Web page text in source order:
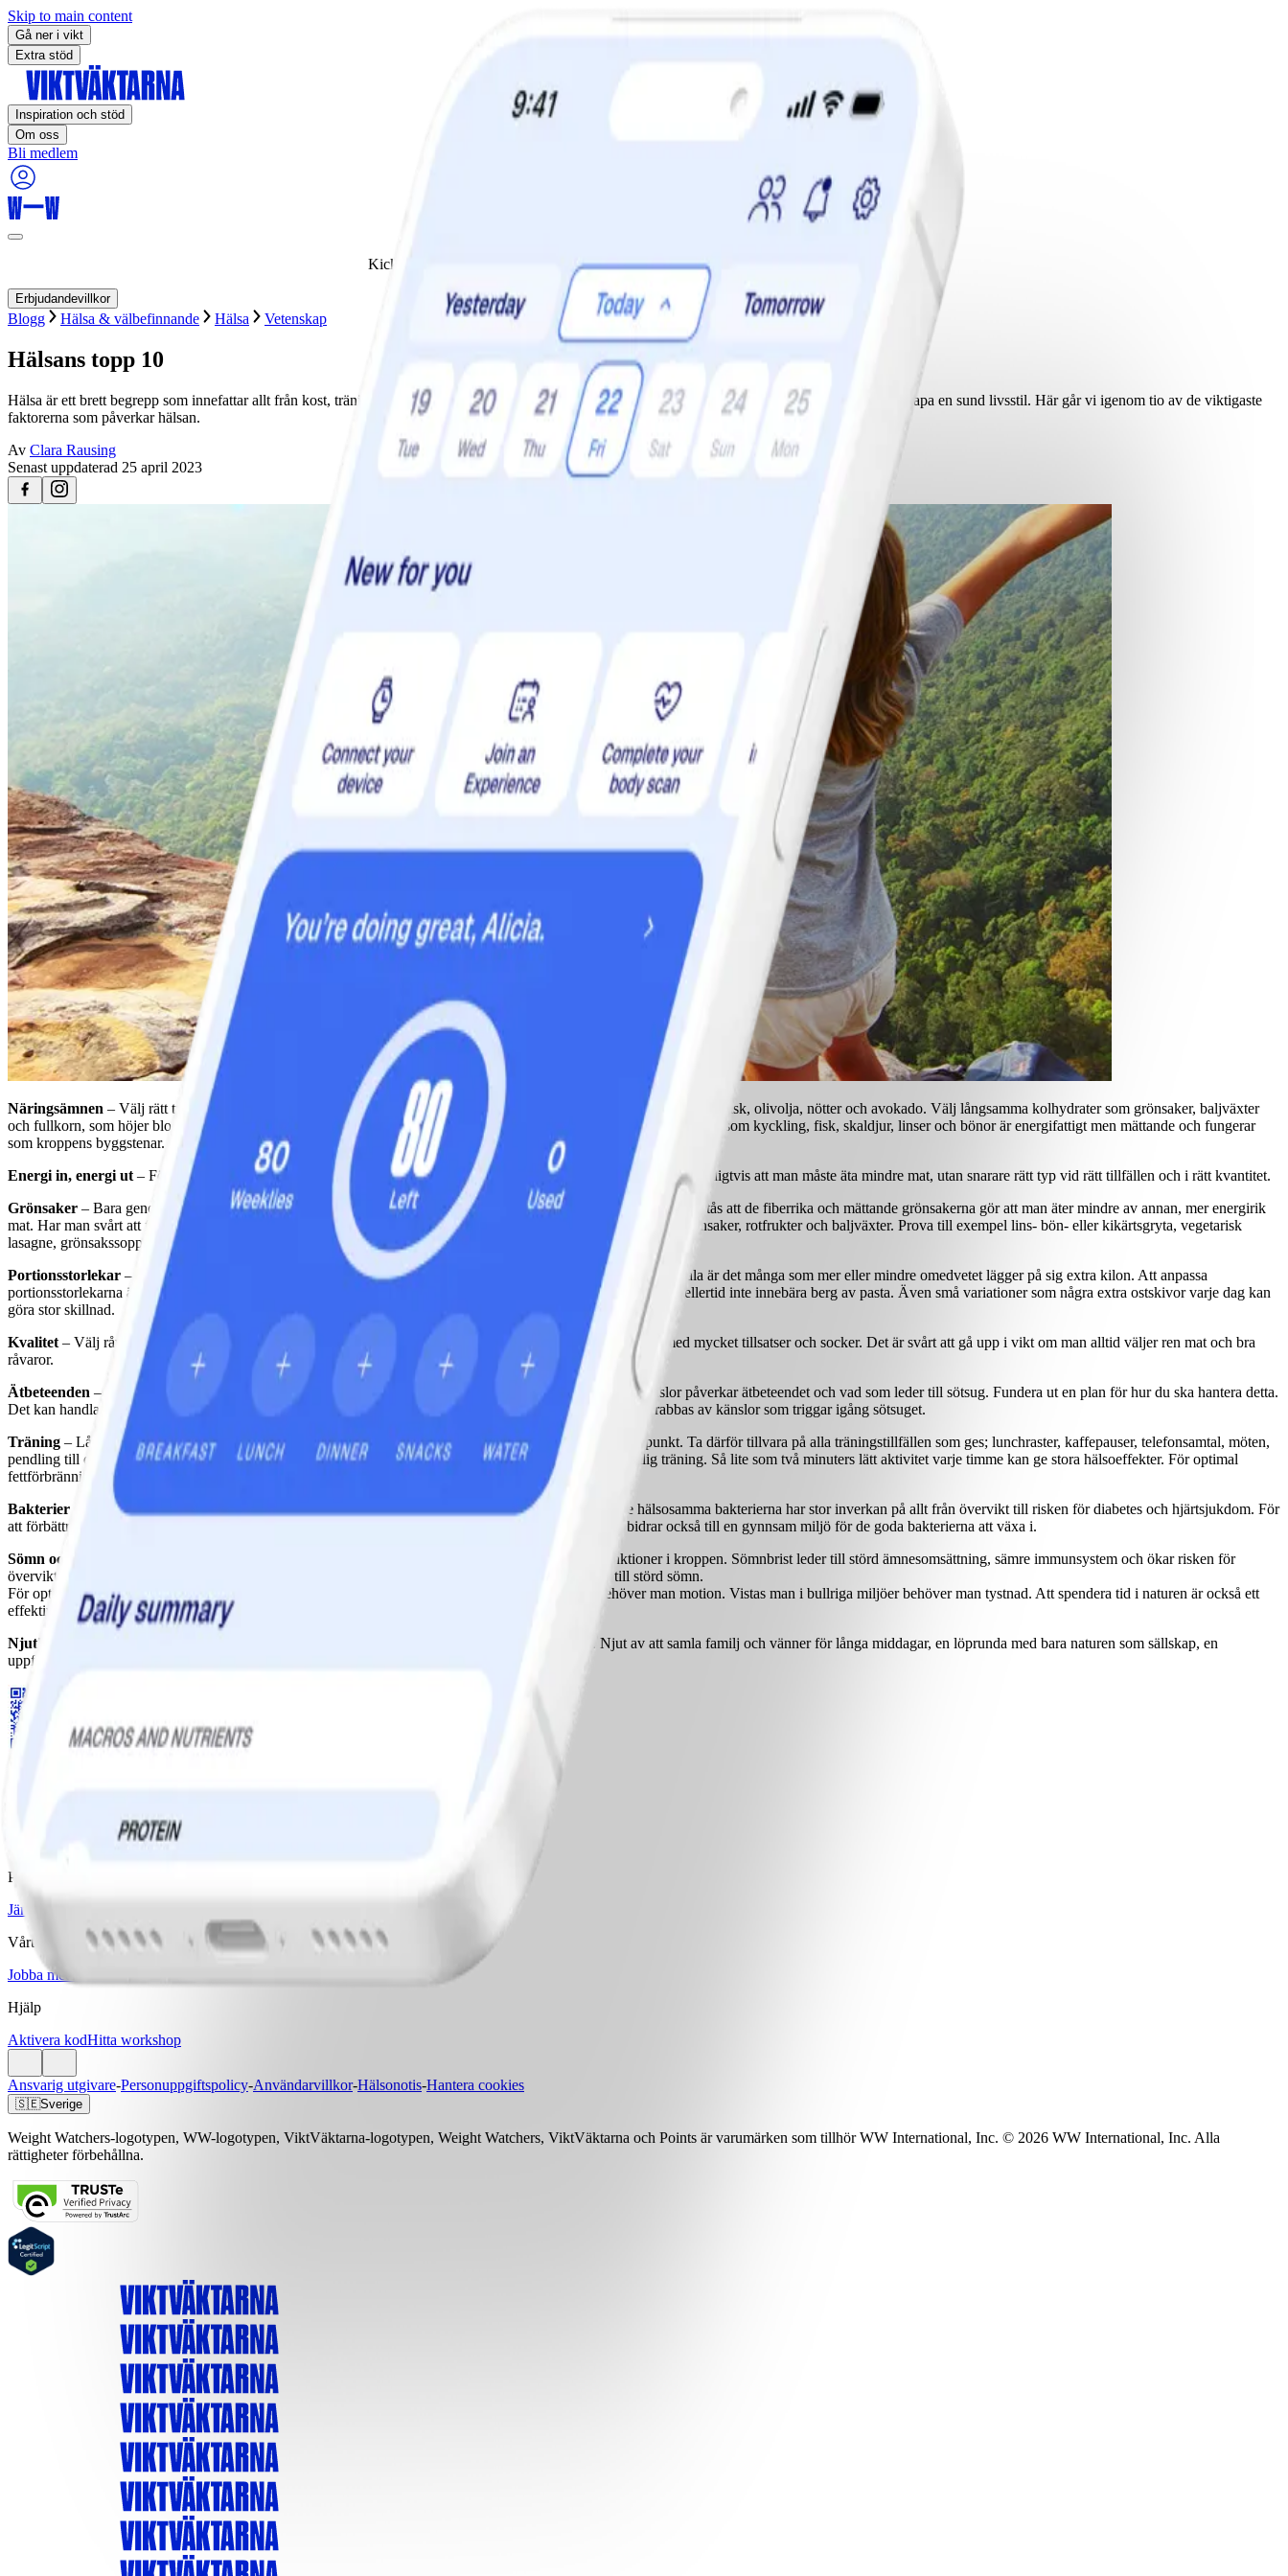
Skip to main content
Gå ner i vikt
Extra stöd
Inspiration och stöd
Om oss
Bli medlem
Kickstarta din viktminskningsresa nu! Spara 50% när du tecknar 12 månaders medlemskap.
Erbjudandevillkor
Blogg Hälsa & välbefinnande Hälsa Vetenskap
Hälsans topp 10
Hälsa är ett brett begrepp som innefattar allt från kost, träning och sömn till balans i tillvaron och njutning. Alla bitar är viktiga och samverkar för att skapa en sund livsstil. Här går vi igenom tio av de viktigaste
faktorerna som påverkar hälsan.
Av Clara Rausing
Senast uppdaterad 25 april 2023
Näringsämnen – Välj rätt typ av kolhydrater fetter och proteiner. Nyttigt fett är omättat fett som finns bland annat i fet fisk, olivolja, nötter och avokado. Välj långsamma kolhydrater som grönsaker, baljväxter
och fullkorn, som höjer blodsockret långsamt och samtidigt bidrar med nyttiga vitaminer och mineraler. Magert protein som kyckling, fisk, skaldjur, linser och bönor är energifattigt men mättande och fungerar
som kroppens byggstenar.
Energi in, energi ut – För att gå ned i vikt måste man äta färre kalorier än man gör av med. Det innebär inte nödvändigtvis att man måste äta mindre mat, utan snarare rätt typ vid rätt tillfällen och i rätt kvantitet.
Grönsaker – Bara genom att öka grönsakskonsumtionen kommer man garanterat gå ned i vikt. Anledningen är förstås att de fiberrika och mättande grönsakerna gör att man äter mindre av annan, mer energirik
mat. Har man svårt att få i sig tillräckligt kan man införa ett par helt vegetariska måltider i veckan, bestående av grönsaker, rotfrukter och baljväxter. Prova till exempel lins- bön- eller kikärtsgryta, vegetarisk
lasagne, grönsakssoppor eller quinoasallad med grönsaker.
Portionsstorlekar – Våra portionsstorlekar har växt kraftigt de senaste decennierna. När dessa blir det nya normala är det många som mer eller mindre omedvetet lägger på sig extra kilon. Att anpassa
portionsstorlekarna är bland det mest effektiva man kan göra för att gå ned i vikt. För stora portioner behöver emellertid inte innebära berg av pasta. Även små variationer som några extra ostskivor varje dag kan
göra stor skillnad.
Kvalitet – Välj råvaror av hög kvalitet. Läs innehållsförteckningen på förpackad mat och välj bort produkter med mycket tillsatser och socker. Det är svårt att gå upp i vikt om man alltid väljer ren mat och bra
råvaror.
Ätbeteenden – Det är viktigt att skilja på fysisk och känslomässig hunger. Var uppmärksam på hur dina känslor påverkar ätbeteendet och vad som leder till sötsug. Fundera ut en plan för hur du ska hantera detta.
Det kan handla om att ha nyttiga alternativ nära till hands eller att sysselsätta sig med något annat när man drabbas av känslor som triggar igång sötsuget.
Träning – Lågintensiv träning i form av varaktig, måttlig rörelse under hela dagen är optimalt ur hälsosynpunkt. Ta därför tillvara på alla träningstillfällen som ges; lunchraster, kaffepauser, telefonsamtal, möten,
pendling till och från jobbet och reklamavbrott framför tv:n kan användas för promenader och annan måttlig träning. Så lite som två minuters lätt aktivitet varje timme kan ge stora hälsoeffekter. För optimal
fettförbränning är det bra att kombinera detta med mer intensiv träning ett par gånger i veckan.
Bakterier – En god bakterieflora i magen är oerhört viktigt för hälsan. På senare år har man insett att de hälsosamma bakterierna har stor inverkan på allt från övervikt till risken för diabetes och hjärtsjukdom. För
att förbättra tarmfloran bör man äta fermenterad mat som surkål, miso, yoghurt och fil. En fiberrik kost bidrar också till en gynnsam miljö för de goda bakterierna att växa i.
Sömn och återhämtning
– Sömnen är grundläggande för vår hälsa och påverkar så gott som alla funktioner i kroppen. Sömnbrist leder till störd ämnesomsättning, sämre immunsystem och ökar risken för
övervikt, hjärt- och kärlsjukdomar och diabetes. Stress och brist på fysisk aktivitet är vanliga orsaker till störd sömn.
För optimal återhämtning är det också viktigt med variation. Sitter man på ett kontor hela dagarna behöver man motion. Vistas man i bullriga miljöer behöver man tystnad. Att spendera tid i naturen är också ett
effektivt sätt att ladda upp batterierna.
Njut!
– Sist men inte minst är det viktigt att ta sig tid att njuta av god mat och en hälsosam livsstil. Njut av att samla familj och vänner för långa middagar, en löprunda med bara naturen som sällskap, en
uppfriskande simtur eller höstens första kantarellskörd.
Bas+ KlimakterietGLP-1 Stöd
Priser & Erbjudanden
Jämför program & priser
Vårt företag
Jobba med oss
Hjälp
Aktivera kodHitta workshop
Ansvarig utgivare-Personuppgiftspolicy-Användarvillkor-Hälsonotis-Hantera cookies
🇸🇪Sverige
Weight Watchers-logotypen, WW-logotypen, ViktVäktarna-logotypen, Weight Watchers, ViktVäktarna och Points är varumärken som tillhör WW International, Inc. © 2026 WW International, Inc. Alla
rättigheter förbehållna.